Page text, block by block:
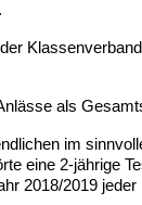
als
im
eine 2-jährige
2018/2019